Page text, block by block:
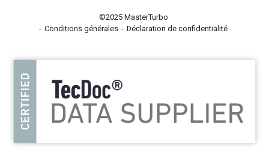
©2025 MasterTurbo
Conditions générales
Déclaration de confidentialité